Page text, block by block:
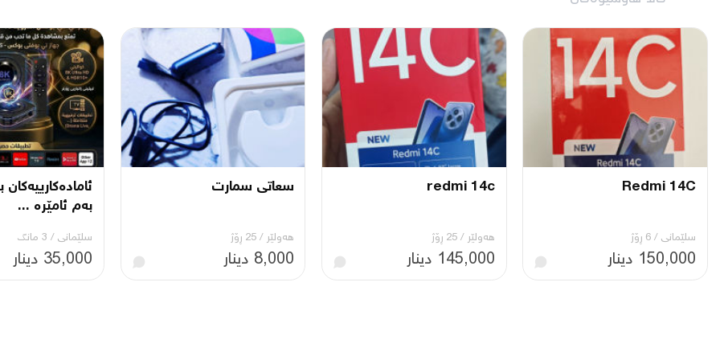
Redmi 14C
سلێمانی / 6 ڕۆژ
150,000 دینار
redmi 14c
هەولێر / 25 ڕۆژ
145,000 دینار
سعاتی سمارت
هەولێر / 25 ڕۆژ
8,000 دینار
بەم ئامێرە ...
سلێمانی / 3 مانگ
35,000 دینار